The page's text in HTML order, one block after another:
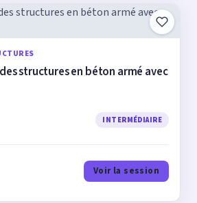
structures en béton armé avec
INTERMÉDIAIRE
Voir la session